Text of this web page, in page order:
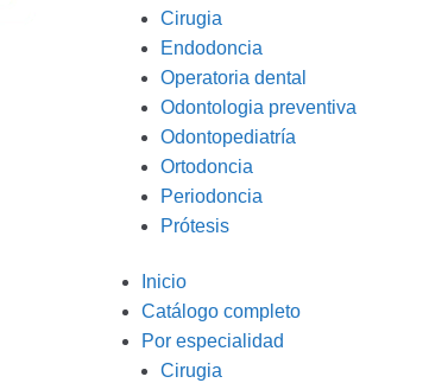
Cirugia
Endodoncia
Operatoria dental
Odontologia preventiva
Odontopediatría
Ortodoncia
Periodoncia
Prótesis
Inicio
Catálogo completo
Por especialidad
Cirugia